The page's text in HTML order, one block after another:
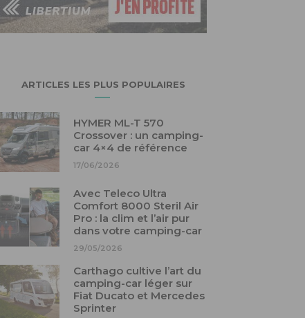
ARTICLES LES PLUS POPULAIRES
HYMER ML-T 570
Crossover : un camping-
car 4×4 de référence
17/06/2026
Avec Teleco Ultra
Comfort 8000 Steril Air
Pro : la clim et l’air pur
dans votre camping-car
29/05/2026
Carthago cultive l’art du
camping-car léger sur
Fiat Ducato et Mercedes
Sprinter